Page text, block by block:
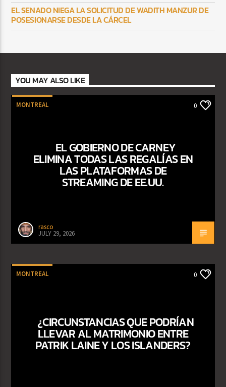
EL SENADO NIEGA LA SOLICITUD DE WADITH MANZUR DE
POSESIONARSE DESDE LA CÁRCEL
YOU MAY ALSO LIKE
MONTREAL 0
EL GOBIERNO DE CARNEY
ELIMINA TODAS LAS REGALÍAS EN
LAS PLATAFORMAS DE
STREAMING DE EE.UU.
rasco
JULY 29, 2026
MONTREAL 0
¿CIRCUNSTANCIAS QUE PODRÍAN
LLEVAR AL MATRIMONIO ENTRE
PATRIK LAINE Y LOS ISLANDERS?